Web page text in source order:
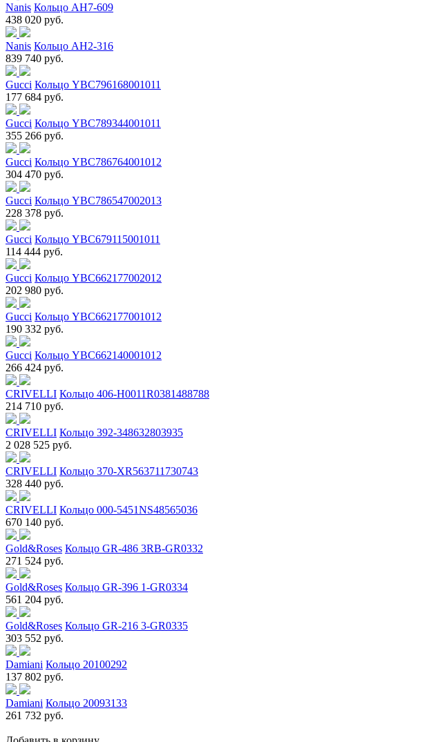
Nanis Кольцо AH7-609
438 020 руб.
Nanis Кольцо AH2-316
839 740 руб.
Gucci Кольцо YBC796168001011
177 684 руб.
Gucci Кольцо YBC789344001011
355 266 руб.
Gucci Кольцо YBC786764001012
304 470 руб.
Gucci Кольцо YBC786547002013
228 378 руб.
Gucci Кольцо YBC679115001011
114 444 руб.
Gucci Кольцо YBC662177002012
202 980 руб.
Gucci Кольцо YBC662177001012
190 332 руб.
Gucci Кольцо YBC662140001012
266 424 руб.
CRIVELLI Кольцо 406-H0011R0381488788
214 710 руб.
CRIVELLI Кольцо 392-348632803935
2 028 525 руб.
CRIVELLI Кольцо 370-XR563711730743
328 440 руб.
CRIVELLI Кольцо 000-5451NS48565036
670 140 руб.
Gold&Roses Кольцо GR-486 3RB-GR0332
271 524 руб.
Gold&Roses Кольцо GR-396 1-GR0334
561 204 руб.
Gold&Roses Кольцо GR-216 3-GR0335
303 552 руб.
Damiani Кольцо 20100292
137 802 руб.
Damiani Кольцо 20093133
261 732 руб.